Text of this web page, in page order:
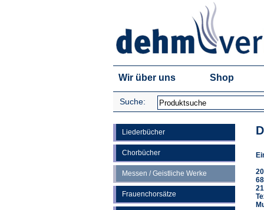
Wir über uns Shop
Suche:
Liederbücher
Chorbücher
Messen / Geistliche Werke
Frauenchorsätze